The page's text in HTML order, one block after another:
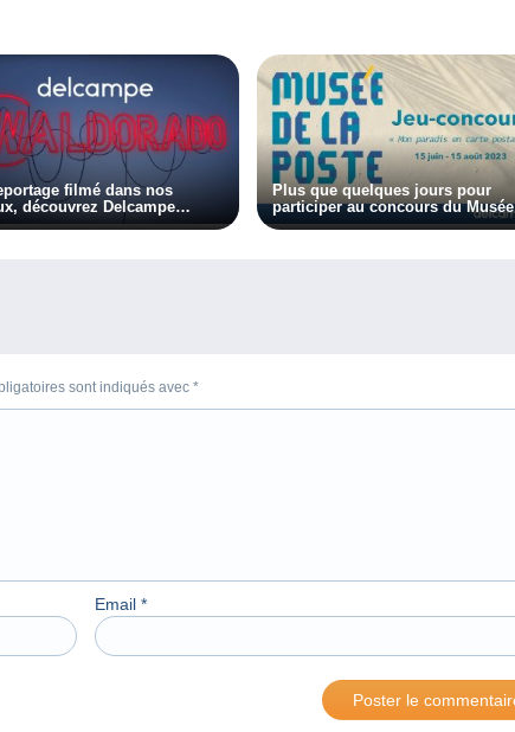
filmé dans nos
découvrez Delcampe
!
Plus que quelques jours pour
participer au concours du Musée
de La Poste
sont indiqués avec *
Email *